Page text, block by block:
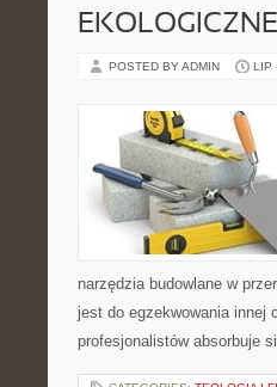
POSTED BY ADMIN LIP
narzędzia budowlane w
jest do egzekwowania innej
profesjonalistów absorbuje